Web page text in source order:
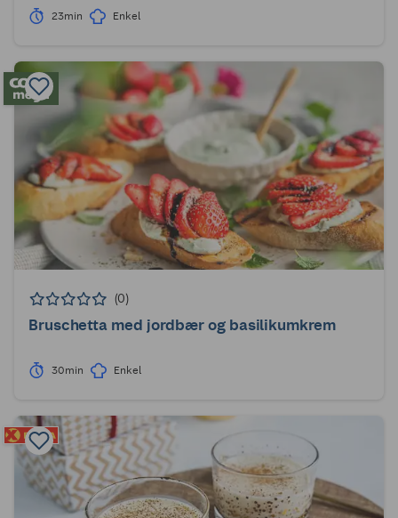
23min Enkel
(0)
Bruschetta med jordbær og basilikumkrem
30min Enkel